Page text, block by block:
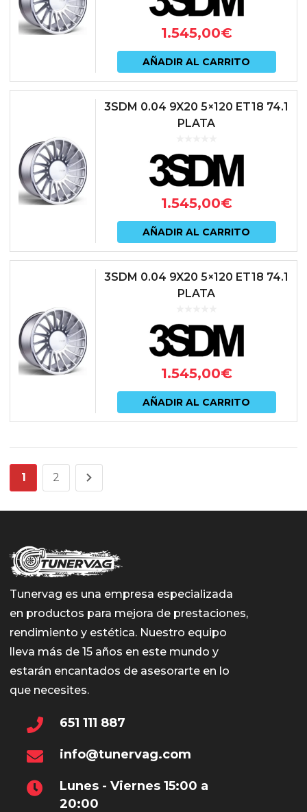
1.545,00€
AÑADIR AL CARRITO
3SDM 0.04 9X20 5×120 ET18 74.1
PLATA
1.545,00€
AÑADIR AL CARRITO
3SDM 0.04 9X20 5×120 ET18 74.1
PLATA
1.545,00€
AÑADIR AL CARRITO
1 2
Tunervag es una empresa especializada
en productos para mejora de prestaciones,
rendimiento y estética. Nuestro equipo
lleva más de 15 años en este mundo y
estarán encantados de asesorarte en lo
que necesites.
651 111 887
info@tunervag.com
Lunes - Viernes 15:00 a
20:00